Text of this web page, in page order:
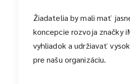
Žiadatelia by mali mať
koncepcie rozvoja značky
vyhliadok a udržiavať
pre našu organizáciu.